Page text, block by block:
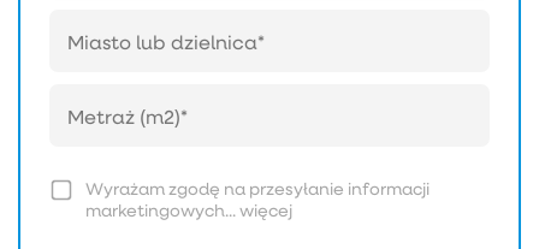
Wyrażam zgodę na przesyłanie informacji
marketingowych...więcej